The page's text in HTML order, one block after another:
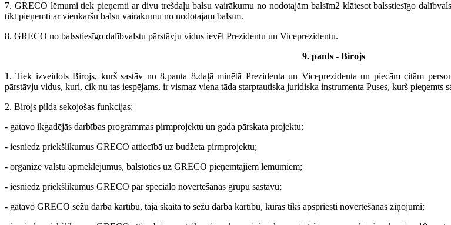
7. GRECO lēmumi tiek pieņemti ar divu trešdaļu balsu vairākumu no nodotajām balsīm2 klātesot balsstiesīgo
tikt pieņemti ar vienkāršu balsu vairākumu no nodotajām balsīm.
8. GRECO no balsstiesīgo dalībvalstu pārstāvju vidus ievēl Prezidentu un Viceprezidentu.
9. pants - Birojs
1. Tiek izveidots Birojs, kurš sastāv no 8.panta 8.daļā minētā Prezidenta un Viceprezidenta un piecām citām
pārstāvju vidus, kuri, cik nu tas iespējams, ir vismaz viena tāda starptautiska juridiska instrumenta Puses, kurš pieņemts
2. Birojs pilda sekojošas funkcijas:
- gatavo ikgadējās darbības programmas pirmprojektu un gada pārskata projektu;
- iesniedz priekšlikumus GRECO attiecībā uz budžeta pirmprojektu;
- organizē valstu apmeklējumus, balstoties uz GRECO pieņemtajiem lēmumiem;
- iesniedz priekšlikumus GRECO par speciālo novērtēšanas grupu sastāvu;
- gatavo GRECO sēžu darba kārtību, tajā skaitā to sēžu darba kārtību, kurās tiks apspriesti novērtēšanas ziņojumi;